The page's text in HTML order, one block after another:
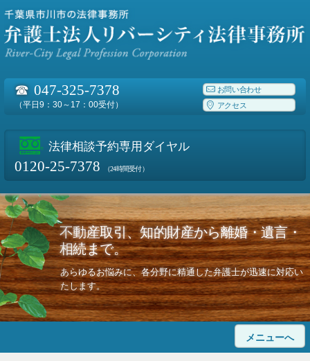
☎ 047-325-7378
（平日9：30～17：00受付）
お問い合わせ
アクセス
法律相談予約専用ダイヤル
0120-25-7378 （24時間受付）
不動産取引、知的財産から離婚・遺言・
相続まで。
あらゆるお悩みに、各分野に精通した弁護士が迅速に対応い
たします。
メニューへ